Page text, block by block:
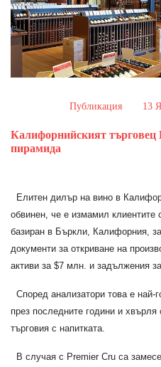
Публикация 13
Калифорнийският търговец
пирамида
Елитен дилър на вино в
обвинен, че е измамил клиентите
базиран в Бъркли, Калифорния,
документи за откриване на
активи за $7 млн. и задължения
Според анализатори това е най-
през последните години и
търговия с напитката.
В случая с Premier Cru са